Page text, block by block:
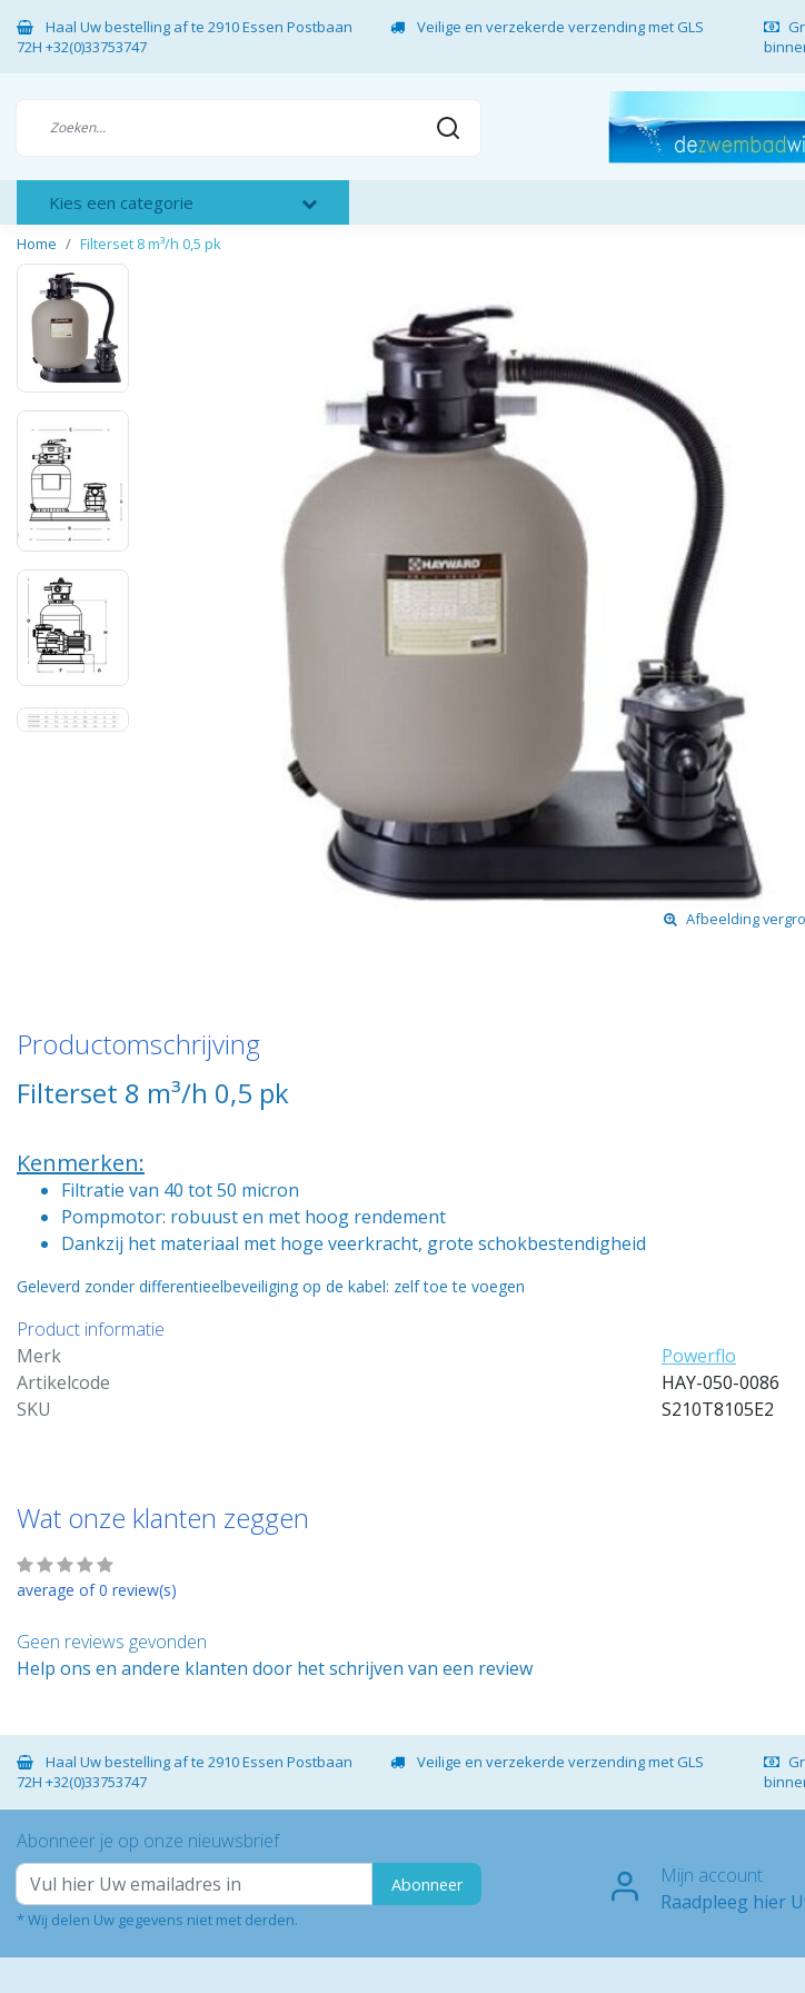
Haal Uw bestelling af te 2910 Essen Postbaan
72H +32(0)33753747
Veilige en verzekerde verzending met GLS
Kies een categorie
Home Filterset 8 m³/h 0,5 pk
Afbeelding
Productomschrijving
Filterset 8 m³/h 0,5 pk
Kenmerken:
Filtratie van 40 tot 50 micron
Pompmotor: robuust en met hoog rendement
Dankzij het materiaal met hoge veerkracht, grote schokbestendigheid
Geleverd zonder differentieelbeveiliging op de kabel: zelf toe te voegen
Product informatie
Merk
Powerflo
Artikelcode
HAY-050-0086
SKU
S210T8105E2
Wat onze klanten zeggen
average of 0 review(s)
Geen reviews gevonden
Help ons en andere klanten door het schrijven van een review
Haal Uw bestelling af te 2910 Essen Postbaan
72H +32(0)33753747
Veilige en verzekerde verzending met GLS
Abonneer je op onze nieuwsbrief
Abonneer
* Wij delen Uw gegevens niet met derden.
Mijn account
Raadpleeg hier